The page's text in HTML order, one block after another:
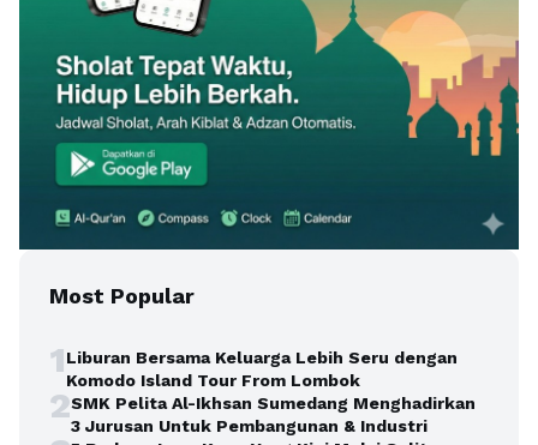
Most Popular
1Liburan Bersama Keluarga Lebih Seru dengan
Komodo Island Tour From Lombok
2SMK Pelita Al-Ikhsan Sumedang Menghadirkan
3 Jurusan Untuk Pembangunan & Industri